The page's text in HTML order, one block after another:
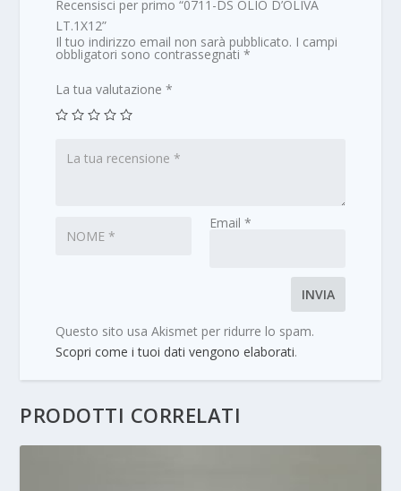
Recensisci per primo “0711-DS OLIO D’OLIVA
LT.1X12”
Il tuo indirizzo email non sarà pubblicato. I campi
obbligatori sono contrassegnati*
La tua valutazione*
Email *
Questo sito usa Akismet per ridurre lo spam.
Scopri come i tuoi dati vengono elaborati.
PRODOTTI CORRELATI